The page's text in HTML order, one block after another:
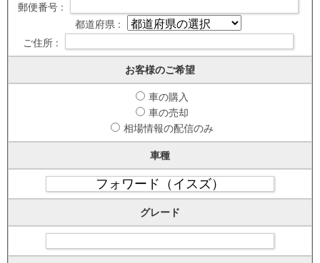
郵便番号 :
都道府県 :
ご住所 :
お客様のご希望
車の購入
車の売却
相場情報の配信のみ
車種
グレード